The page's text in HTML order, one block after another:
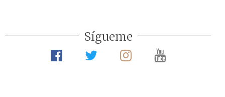
Sígueme